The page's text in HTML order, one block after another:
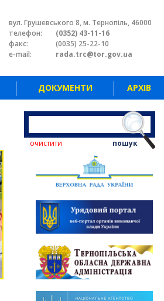
вул. Грушевського 8, м. Тернопіль, 46000
телефон:
(0352) 43-11-16
факс:
(0035) 25-22-10
e-mail:
rada.trc@tor.gov.ua
ДОКУМЕНТИ АРХІВ
пошук
очистити